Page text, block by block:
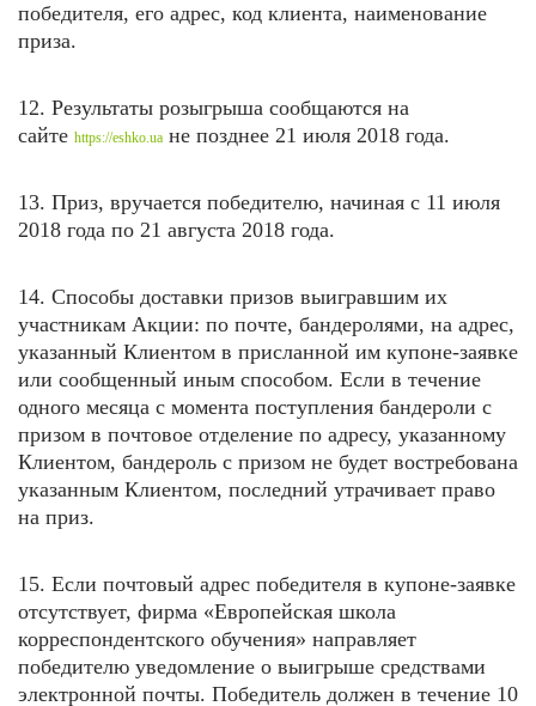
победителя, его адрес, код клиента, наименование
приза.
12. Результаты розыгрыша сообщаются на
сайте https://eshko.ua не позднее 21 июля 2018 года.
13. Приз, вручается победителю, начиная с 11 июля
2018 года по 21 августа 2018 года.
14. Способы доставки призов выигравшим их
участникам Акции: по почте, бандеролями, на адрес,
указанный Клиентом в присланной им купоне-заявке
или сообщенный иным способом. Если в течение
одного месяца с момента поступления бандероли с
призом в почтовое отделение по адресу, указанному
Клиентом, бандероль с призом не будет востребована
указанным Клиентом, последний утрачивает право
на приз.
15. Если почтовый адрес победителя в купоне-заявке
отсутствует, фирма «Европейская школа
корреспондентского обучения» направляет
победителю уведомление о выигрыше средствами
электронной почты. Победитель должен в течение 10